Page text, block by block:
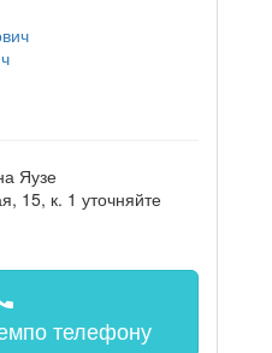
Яузе
15, к. 1 уточняйте
по телефону